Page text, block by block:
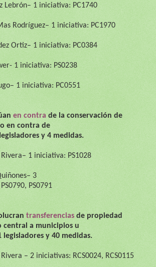
Lebrón– 1 iniciativa: PC1740
Rodríguez– 1 iniciativa: PC1970
Ortiz– 1 iniciativa: PC0384
- 1 iniciativa: PS0238
– 1 iniciativa: PC0551
en contra de la conservación de
en contra de
legisladores y 4 medidas.
– 1 iniciativa: PS1028
– 3
PS0790, PS0791
transferencias de propiedad
central a municipios u
legisladores y 40 medidas.
– 2 iniciativas: RCS0024, RCS0115